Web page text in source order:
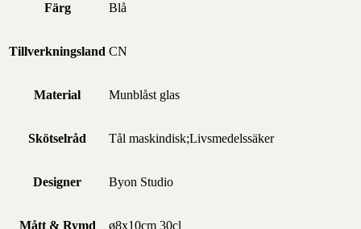
Färg Blå
Tillverkningsland CN
Material Munblåst glas
Skötselråd Tål maskindisk;Livsmedelssäker
Designer Byon Studio
Mått & Rymd ø8x10cm 30cl